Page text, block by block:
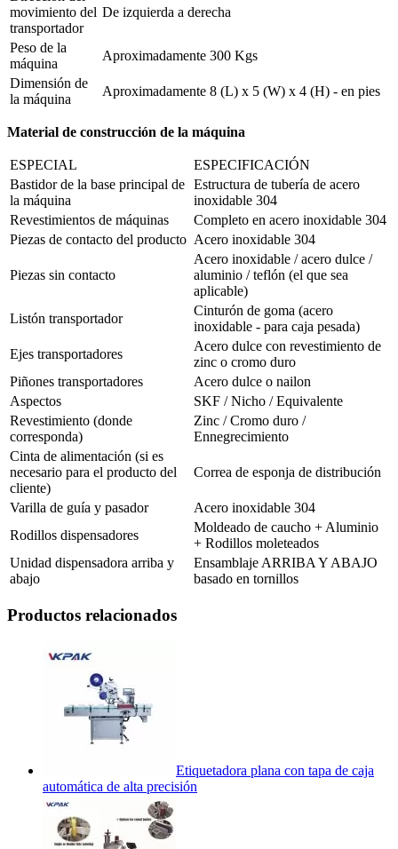
movimiento del
transportador
De izquierda a derecha
Peso de la
máquina
Aproximadamente 300 Kgs
Dimensión de
la máquina
Aproximadamente 8 (L) x 5 (W) x 4 (H) - en pies
Material de construcción de la máquina
ESPECIAL
ESPECIFICACIÓN
Bastidor de la base principal de
la máquina
Estructura de tubería de acero
inoxidable 304
Revestimientos de máquinas
Completo en acero inoxidable 304
Piezas de contacto del producto Acero inoxidable 304
Piezas sin contacto
Acero inoxidable / acero dulce /
aluminio / teflón (el que sea
aplicable)
Listón transportador
Cinturón de goma (acero
inoxidable - para caja pesada)
Ejes transportadores
Acero dulce con revestimiento de
zinc o cromo duro
Piñones transportadores
Acero dulce o nailon
Aspectos
SKF / Nicho / Equivalente
Revestimiento (donde
corresponda)
Zinc / Cromo duro /
Ennegrecimiento
Cinta de alimentación (si es
necesario para el producto del
cliente)
Correa de esponja de distribución
Varilla de guía y pasador
Acero inoxidable 304
Rodillos dispensadores
Moldeado de caucho + Aluminio
+ Rodillos moleteados
Unidad dispensadora arriba y
abajo
Ensamblaje ARRIBA Y ABAJO
basado en tornillos
Productos relacionados
Etiquetadora plana con tapa de caja
automática de alta precisión